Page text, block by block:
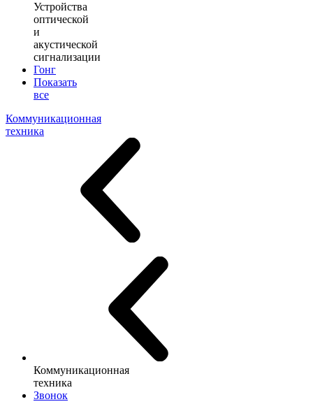
Устройства
оптической
и
акустической
сигнализации
Гонг
Показать
все
Коммуникационная
техника
Коммуникационная
техника
Звонок